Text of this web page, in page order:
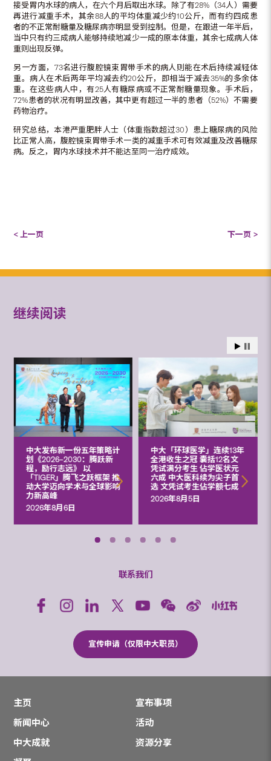
接受胃内水球的病人，在六个月后取出水球。除了有28%（34人）需要
再进行减重手术，其余88人的平均体重减少约10公斤，而有约四成患
者的不正常耐糖量及糖尿病亦明显受到控制。但是，在跟进一年半后，
当中只有约三成病人能够持续地减少一成的原本体重，其余七成病人体
重则出现反弹。
另一方面，73名进行腹腔镜束胃带手术的病人则能在术后持续减轻体
重。病人在术后两年平均减去约20公斤，即相当于减去35%的多余体
重。在这些病人中，有25人有糖尿病或不正常耐糖量现象。手术后，
72%患者的状况有明显改善，其中更有超过一半的患者（52%）不需要
药物治疗。
研究总结，本港严重肥胖人士（体重指数超过30）患上糖尿病的风险
比正常人高，腹腔镜束胃带手术一类的减重手术可有效减重及改善糖尿
病。反之，胃内水球技术并不能达至同一治疗成效。
< 上一页 下一页 >
继续阅读
中大发布新一份五年策略计
划《2026‒2030：腾跃新
程，励行志远》 以
「TIGER」腾飞之跃框架 推
动大学迈向学术与全球影响
力新高峰
2026年8月6日
中大「环球医学」连续13年
全港收生之冠 囊括12名文
凭试满分考生 佔学医状元
六成 中大医科续为尖子首
选 文凭试考生佔学额七成
2026年8月5日
联系我们
宣传申请（仅限中大职员）
主页
宣布事项
新闻中心
活动
中大成就
资源分享